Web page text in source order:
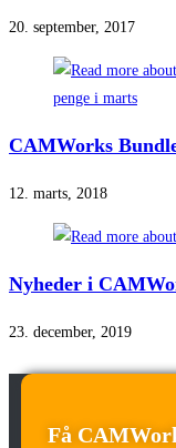
20. september, 2017
CAMWorks
12. marts, 2018
Nyheder i
23. december, 2019
Få